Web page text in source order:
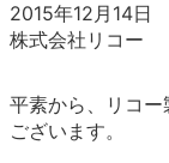
2015年12月14日
株式会社リコー
平素から、リコー
ございます。